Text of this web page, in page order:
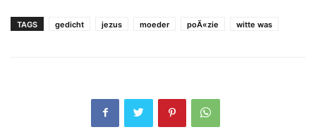
TAGS gedicht jezus moeder poÃ«zie witte was